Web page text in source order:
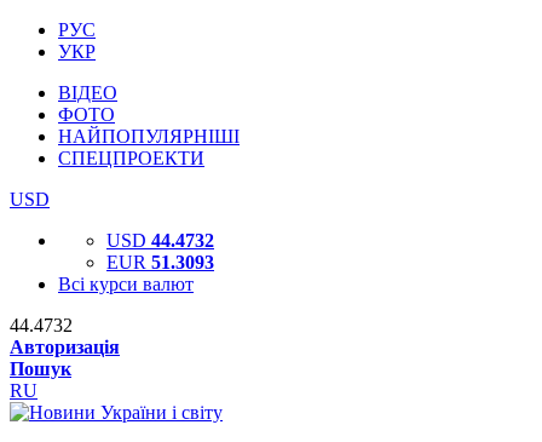
РУС
УКР
ВІДЕО
ФОТО
НАЙПОПУЛЯРНІШІ
СПЕЦПРОЕКТИ
USD
USD 44.4732
EUR 51.3093
Всі курси валют
44.4732
Авторизація
Пошук
RU